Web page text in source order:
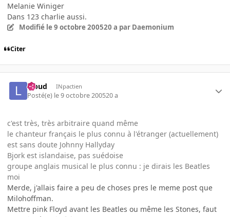
Melanie Winiger
Dans 123 charlie aussi.
Modifié le 9 octobre 200520 a par Daemonium
Citer
lebud INpactien
Posté(e) le 9 octobre 200520 a
c'est très, très arbitraire quand même
le chanteur français le plus connu à l'étranger (actuellement)
est sans doute Johnny Hallyday
Bjork est islandaise, pas suédoise
groupe anglais musical le plus connu : je dirais les Beatles
moi
Merde, j'allais faire a peu de choses pres le meme post que
Milohoffman.
Mettre pink Floyd avant les Beatles ou même les Stones, faut